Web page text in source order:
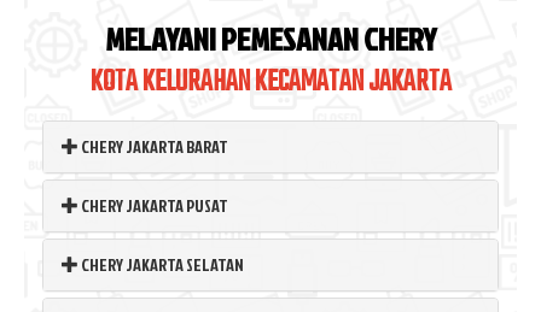
MELAYANI PEMESANAN CHERY
KOTA KELURAHAN KECAMATAN JAKARTA
CHERY JAKARTA BARAT
CHERY JAKARTA PUSAT
CHERY JAKARTA SELATAN